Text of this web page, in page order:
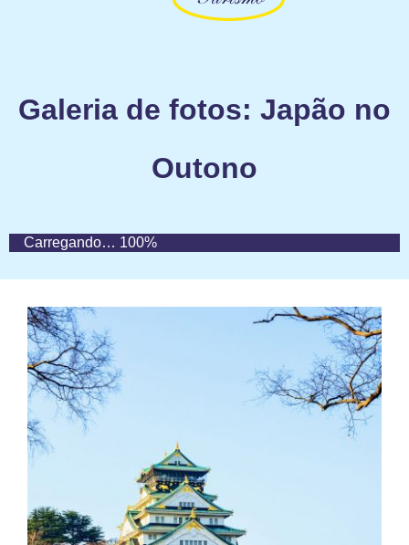
Galeria de fotos: Japão no
Outono
Carregando… 100%